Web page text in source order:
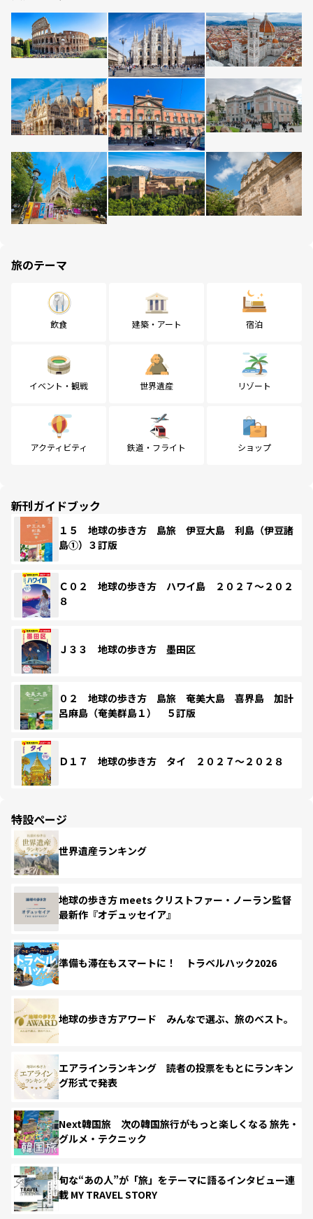
旅のテーマ
飲食 建築・アート 宿泊
イベント・観戦 世界遺産 リゾート
アクティビティ 鉄道・フライト ショップ
新刊ガイドブック
１５ 地球の歩き方 島旅 伊豆大島 利島（伊豆諸
島①）３訂版
Ｃ０２ 地球の歩き方 ハワイ島 ２０２７～２０２
８
Ｊ３３ 地球の歩き方 墨田区
０２ 地球の歩き方 島旅 奄美大島 喜界島 加計
呂麻島（奄美群島１） ５訂版
Ｄ１７ 地球の歩き方 タイ ２０２７～２０２８
特設ページ
世界遺産ランキング
地球の歩き方 meets クリストファー・ノーラン監督
最新作『オデュッセイア』
準備も滞在もスマートに！ トラベルハック2026
地球の歩き方アワード みんなで選ぶ、旅のベスト。
エアラインランキング 読者の投票をもとにランキン
グ形式で発表
Next韓国旅 次の韓国旅行がもっと楽しくなる 旅先・
グルメ・テクニック
旬な“あの人”が「旅」をテーマに語るインタビュー連
載 MY TRAVEL STORY